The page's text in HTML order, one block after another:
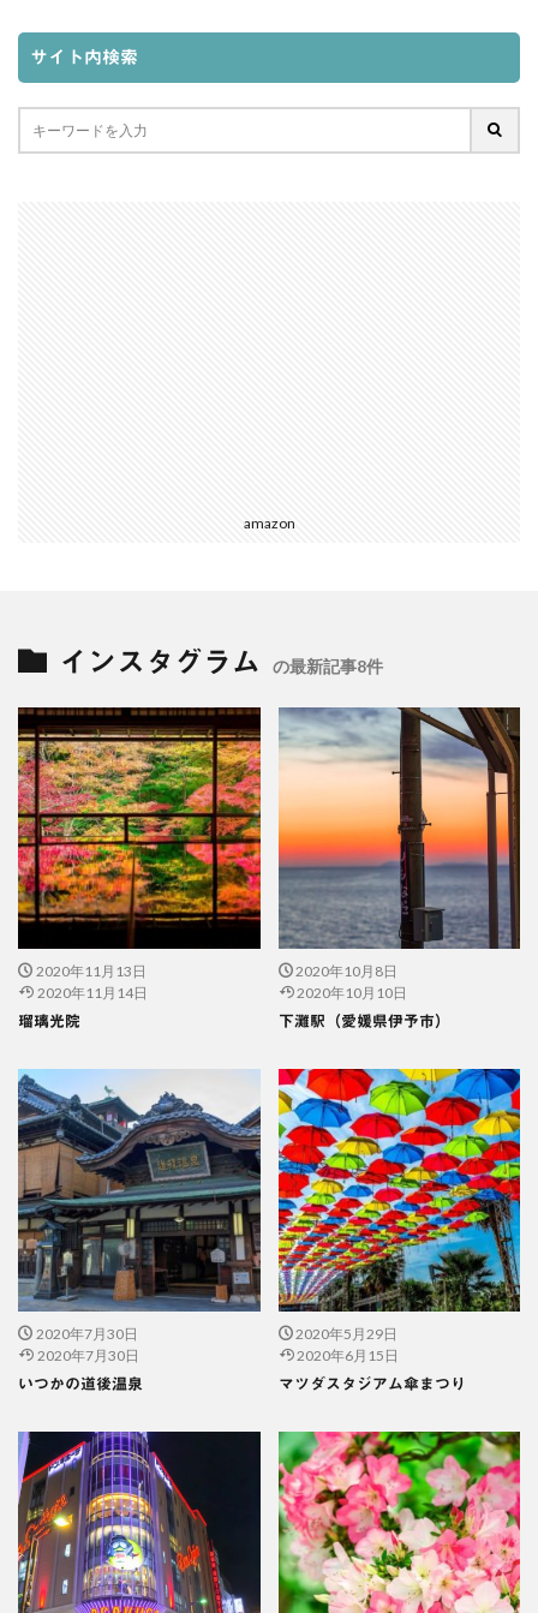
サイト内検索
amazon
インスタグラム の最新記事8件
2020年11月13日
2020年11月14日
瑠璃光院
2020年10月8日
2020年10月10日
下灘駅（愛媛県伊予市）
2020年7月30日
2020年7月30日
いつかの道後温泉
2020年5月29日
2020年6月15日
マツダスタジアム傘まつり